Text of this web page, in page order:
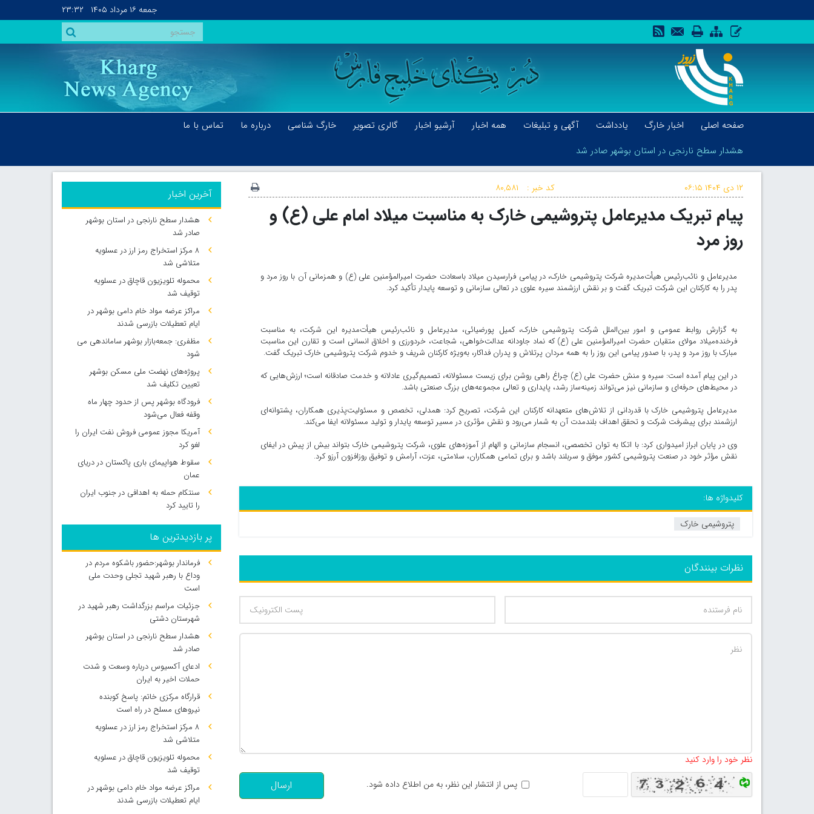
جمعه ۱۶ مرداد ۱۴۰۵ ۲۳:۳۲
صفحه اصلی اخبار خارگ یادداشت آگهی و تبلیغات همه اخبار آرشیو اخبار گالری تصویر خارگ شناسی درباره ما
تماس با ما
هشدار سطح نارنجی در استان بوشهر صادر شد
هشدار سطح نارنجی در استان بوشهر صادر شد
کد خبر : ۸۰,۵۸۱ ۱۲ دی ۱۴۰۴ ۰۶:۱۵
پیام تبریک مدیرعامل پتروشیمی خارک به مناسبت میلاد امام علی (ع) و
روز مرد
مدیرعامل و نائب‌رئیس هیأت‌مدیره شرکت پتروشیمی خارک، در پیامی فرارسیدن میلاد باسعادت حضرت امیرالمؤمنین علی (ع) و همزمانی آن با روز مرد و
پدر را به کارکنان این شرکت تبریک گفت و بر نقش ارزشمند سیره علوی در تعالی سازمانی و توسعه پایدار تأکید کرد.
به گزارش روابط عمومی و امور بین‌الملل شرکت پتروشیمی خارک، کمیل پورضیائی، مدیرعامل و نائب‌رئیس هیأت‌مدیره این شرکت، به مناسبت
فرخنده‌میلاد مولای متقیان حضرت امیرالمؤمنین علی (ع) که نماد جاودانه عدالت‌خواهی، شجاعت، خردورزی و اخلاق انسانی است و تقارن این مناسبت
مبارک با روز مرد و پدر، با صدور پیامی این روز را به همه مردان پرتلاش و پدران فداکار، به‌ویژه کارکنان شریف و خدوم شرکت پتروشیمی خارک تبریک گفت.
در این پیام آمده است: سیره و منش حضرت علی (ع) چراغ راهی روشن برای زیست مسئولانه، تصمیم‌گیری عادلانه و خدمت صادقانه است؛ ارزش‌هایی که
در محیط‌های حرفه‌ای و سازمانی نیز می‌تواند زمینه‌ساز رشد، پایداری و تعالی مجموعه‌های بزرگ صنعتی باشد.
مدیرعامل پتروشیمی خارک با قدردانی از تلاش‌های متعهدانه کارکنان این شرکت، تصریح کرد: همدلی، تخصص و مسئولیت‌پذیری همکاران، پشتوانه‌ای
ارزشمند برای پیشرفت شرکت و تحقق اهداف بلندمدت آن به شمار می‌رود و نقش مؤثری در مسیر توسعه پایدار و تولید مسئولانه ایفا می‌کند.
وی در پایان ابراز امیدواری کرد: با اتکا به توان تخصصی، انسجام سازمانی و الهام از آموزه‌های علوی، شرکت پتروشیمی خارک بتواند بیش از پیش در ایفای
نقش مؤثر خود در صنعت پتروشیمی کشور موفق و سربلند باشد و برای تمامی همکاران، سلامتی، عزت، آرامش و توفیق روزافزون آرزو کرد.
کلیدواژه ها:
پتروشیمی خارک
نظرات بینندگان
نظر خود را وارد کنید
پس از انتشار این نظر، به من اطلاع داده شود.
ارسال
آخرین اخبار
هشدار سطح نارنجی در استان بوشهر
صادر شد
۸ مرکز استخراج رمز ارز در عسلویه
متلاشی شد
محموله تلویزیون قاچاق در عسلویه
توقیف شد
مراکز عرضه مواد خام دامی بوشهر در
ایام تعطیلات بازرسی شدند
مظفری: جمعه‌بازار بوشهر ساماندهی می‌
شود
پروژه‌های نهضت ملی مسکن بوشهر
تعیین تکلیف شد
فرودگاه بوشهر پس از حدود چهار ماه
وقفه فعال می‌شود
آمریکا مجوز عمومی فروش نفت ایران را
لغو کرد
سقوط هواپیمای باری پاکستان در دریای
عمان
سنتکام حمله به اهدافی در جنوب ایران
را تایید کرد
پر بازدیدترین ها
فرماندار بوشهر:حضور باشکوه مردم در
وداع با رهبر شهید تجلی وحدت ملی
است
جزئیات مراسم بزرگداشت رهبر شهید در
شهرستان دشتی
هشدار سطح نارنجی در استان بوشهر
صادر شد
ادعای آکسیوس درباره وسعت و شدت
حملات اخیر به ایران
قرارگاه مرکزی خاتم: پاسخ کوبنده
نیروهای مسلح در راه است
۸ مرکز استخراج رمز ارز در عسلویه
متلاشی شد
محموله تلویزیون قاچاق در عسلویه
توقیف شد
مراکز عرضه مواد خام دامی بوشهر در
ایام تعطیلات بازرسی شدند